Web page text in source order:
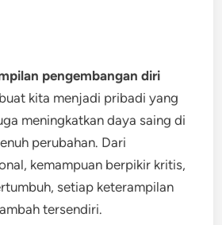
pengembangan diri
kita menjadi pribadi yang
meningkatkan daya saing di
perubahan. Dari
kemampuan berpikir kritis,
setiap keterampilan
tersendiri.